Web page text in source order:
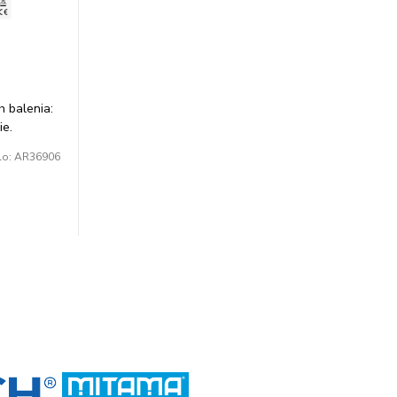
balenia:
AR36906